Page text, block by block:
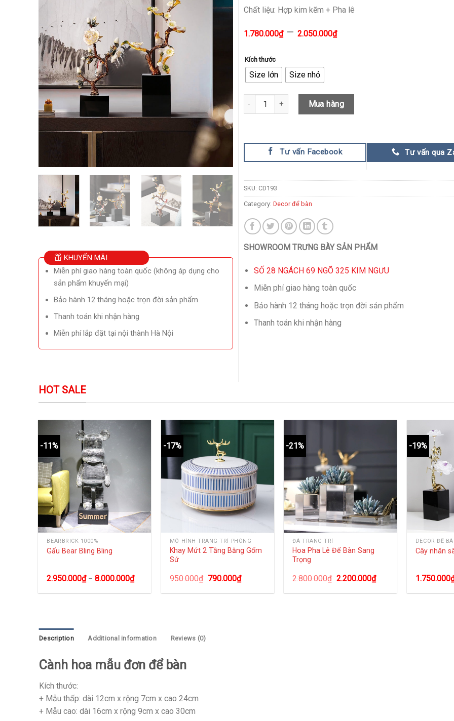
KHUYẾN MÃI
Miễn phí giao hàng toàn quốc (không áp dụng cho
sản phẩm khuyến mại)
Bảo hành 12 tháng hoặc trọn đời sản phẩm
Thanh toán khi nhận hàng
Miễn phí lắp đặt tại nội thành Hà Nội
Chất liệu: Hợp kim kẽm + Pha lê
1.780.000₫– 2.050.000₫
Kích thước
Size lớn Size nhỏ
Cành hoa mẫu đơn để bàn CD193 quantity
Mua hàng
Tư vấn Facebook Tư vấn qua
SKU: CD193
Category: Decor để bàn
SHOWROOM TRƯNG BÀY SẢN PHẨM
SỐ 28 NGÁCH 69 NGÕ 325 KIM NGƯU
Miễn phí giao hàng toàn quốc
Bảo hành 12 tháng hoặc trọn đời sản phẩm
Thanh toán khi nhận hàng
HOT SALE
-11%
BEARBRICK 1000%
Gấu Bear Bling Bling
2.950.000₫–8.000.000₫
-17%
MÔ HÌNH TRANG TRÍ PHÒNG
Khay Mứt 2 Tầng Bằng Gốm
Sứ
950.000₫ 790.000₫
-21%
ĐÁ TRANG TRÍ
Hoa Pha Lê Để Bàn Sang
Trọng
2.800.000₫ 2.200.000₫
-19%
DECOR ĐỂ
Cây nhân
1.750.000
Description Additional information Reviews (0)
Cành hoa mẫu đơn để bàn
Kích thước:
+ Mẫu thấp: dài 12cm x rộng 7cm x cao 24cm
+ Mẫu cao: dài 16cm x rộng 9cm x cao 30cm